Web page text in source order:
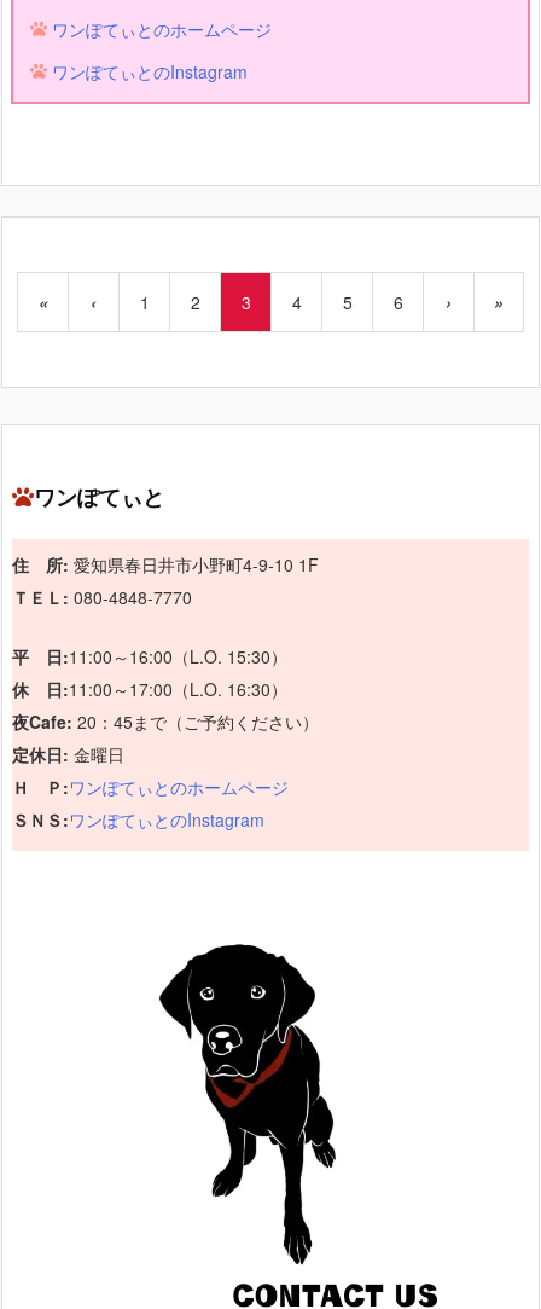
ワンぽてぃとのホームページ
ワンぽてぃとのInstagram
« ‹ 1 2 3 4 5 6 › »
ワンぽてぃと
住 所: 愛知県春日井市小野町4-9-10 1F
ＴＥＬ: 080-4848-7770
平 日:11:00～16:00（L.O. 15:30）
休 日:11:00～17:00（L.O. 16:30）
夜Cafe: 20：45まで（ご予約ください）
定休日: 金曜日
Ｈ Ｐ:ワンぽてぃとのホームページ
ＳＮＳ:ワンぽてぃとのInstagram